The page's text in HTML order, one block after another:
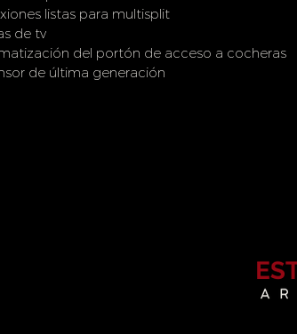
listas para multisplit
de tv
del portón de acceso a cocheras
de última generación​